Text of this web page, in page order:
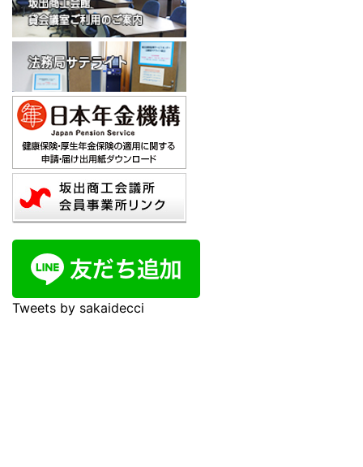
Tweets by sakaidecci